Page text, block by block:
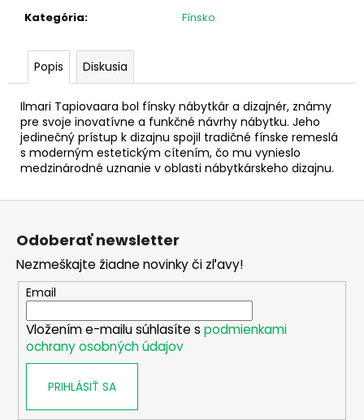
Kategória: Fínsko
Popis Diskusia
Ilmari Tapiovaara bol fínsky nábytkár a dizajnér, známy
pre svoje inovatívne a funkčné návrhy nábytku. Jeho
jedinečný prístup k dizajnu spojil tradičné fínske remeslá
s moderným estetickým cítením, čo mu vynieslo
medzinárodné uznanie v oblasti nábytkárskeho dizajnu.
ú
e
2
EURO
FRANCÚZSKO
2021
OLYMPIJSKÉ
MINCA)
(BU
KARTA)
€12
Z
Odoberať newsletter
Nezmeškajte žiadne novinky či zľavy!
Email
Vložením e-mailu súhlasíte s podmienkami
ochrany osobných údajov
PRIHLÁSIŤ SA